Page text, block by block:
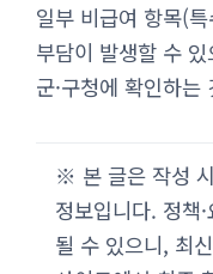
일부 비급여 항목(
부담이 발생할 수
군·구청에 확인하는
※ 본 글은 작성
정보입니다. 정책
될 수 있으니, 최